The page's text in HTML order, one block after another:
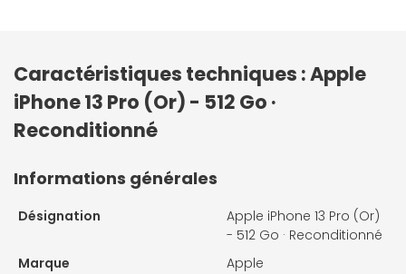
Caractéristiques techniques : Apple
iPhone 13 Pro (Or) - 512 Go ·
Reconditionné
Informations générales
Désignation
Apple iPhone 13 Pro (Or)
- 512 Go · Reconditionné
Marque
Apple